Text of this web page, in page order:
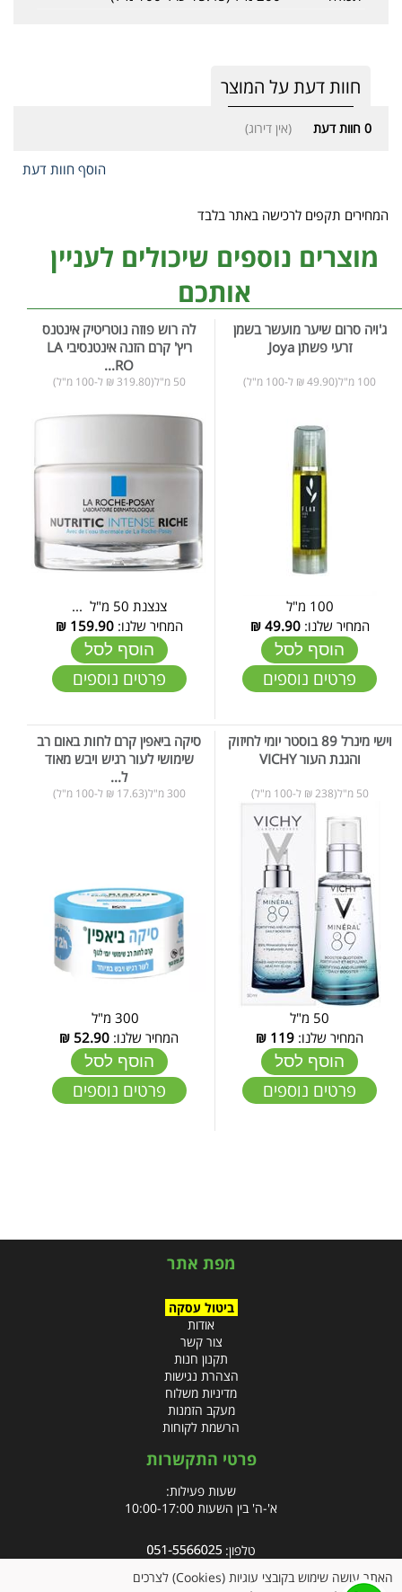
חוות דעת על המוצר
0 חוות דעת (אין דירוג)
הוסף חוות דעת
המחירים תקפים לרכישה באתר בלבד
מוצרים נוספים שיכולים לעניין
אותכם
ג'ויה סרום שיער מועשר בשמן
זרעי פשתן Joya
100 מ"ל(49.90 ₪ ל-100 מ"ל)
100 מ"ל
המחיר שלנו:49.90
₪
הוסף לסל
פרטים נוספים
לה רוש פוזה נוטריטיק אינטנס
ריץ' קרם הזנה אינטנסיבי LA
RO...
50 מ"ל(319.80 ₪ ל-100 מ"ל)
צנצנת 50 מ"ל ...
המחיר שלנו:159.90
₪
הוסף לסל
פרטים נוספים
וישי מינרל 89 בוסטר יומי לחיזוק
והגנת העור VICHY
50 מ"ל(238 ₪ ל-100 מ"ל)
50 מ"ל
המחיר שלנו: 119
₪
הוסף לסל
פרטים נוספים
סיקה ביאפין קרם לחות באום רב
שימושי לעור רגיש ויבש מאוד
ל...
300 מ"ל(17.63 ₪ ל-100 מ"ל)
המחיר שלנו: 52.90
₪
הוסף לסל
פרטים נוספים
מפת אתר
ביטול עסקה
אודות
צור קשר
תקנון חנות
הצהרת נגישות
מדיניות משלוח
מעקב הזמנות
הרשמת לקוחות
פרטי התקשרות
שעות פעילות:
א'-ה' בין השעות 10:00-17:00
טלפון:
האתר עושה שימוש בקובצי עוגיות (Cookies) לצרכים